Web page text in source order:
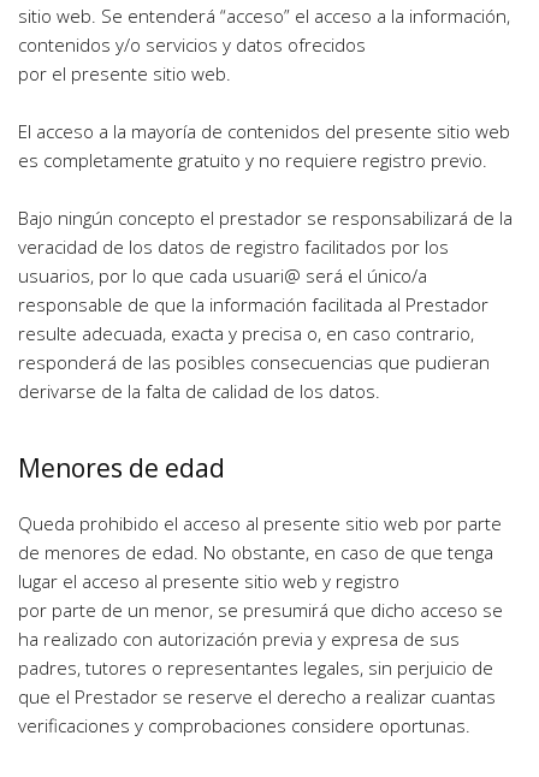
sitio web. Se entenderá “acceso” el acceso a la información,
contenidos y/o servicios y datos ofrecidos
por el presente sitio web.
El acceso a la mayoría de contenidos del presente sitio web
es completamente gratuito y no requiere registro previo.
Bajo ningún concepto el prestador se responsabilizará de la
veracidad de los datos de registro facilitados por los
usuarios, por lo que cada usuari@ será el único/a
responsable de que la información facilitada al Prestador
resulte adecuada, exacta y precisa o, en caso contrario,
responderá de las posibles consecuencias que pudieran
derivarse de la falta de calidad de los datos.
Menores de edad
Queda prohibido el acceso al presente sitio web por parte
de menores de edad. No obstante, en caso de que tenga
lugar el acceso al presente sitio web y registro
por parte de un menor, se presumirá que dicho acceso se
ha realizado con autorización previa y expresa de sus
padres, tutores o representantes legales, sin perjuicio de
que el Prestador se reserve el derecho a realizar cuantas
verificaciones y comprobaciones considere oportunas.